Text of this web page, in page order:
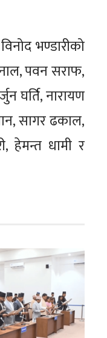
भण्डारीको
पवन सराफ,
घर्ति, नारायण
सागर ढकाल,
हेमन्त धामी र